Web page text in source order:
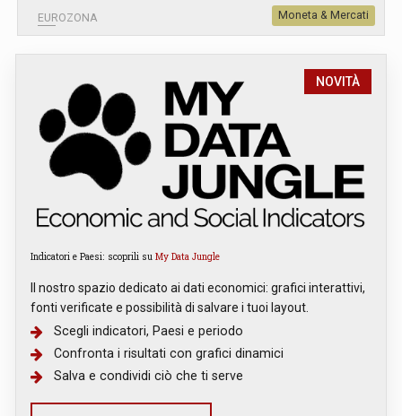
EUROZONA Moneta & Mercati
NOVITÀ
Indicatori e Paesi: scoprili su My Data Jungle
Il nostro spazio dedicato ai dati economici: grafici interattivi,
fonti verificate e possibilità di salvare i tuoi layout.
Scegli indicatori, Paesi e periodo
Confronta i risultati con grafici dinamici
Salva e condividi ciò che ti serve